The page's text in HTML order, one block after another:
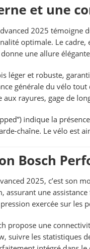
et une
2025
optimale. Le
une allure
léger et robuste,
générale du vélo
rayures, gage de
indique la
chaîne. Le vélo est
Bosch
2025, c’est son
assurant une
exercée sur
propose une
suivre les